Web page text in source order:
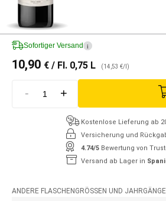
Sofortiger Versand i
10,90 € / Fl. 0,75 L (14,53 €/l)
- +
Kostenlose Lieferung ab
Versicherung und
4.74/5 Bewertung von
Versand ab Lager in
ANDERE FLASCHENGRÖSSEN UND JAHRGÄNGE